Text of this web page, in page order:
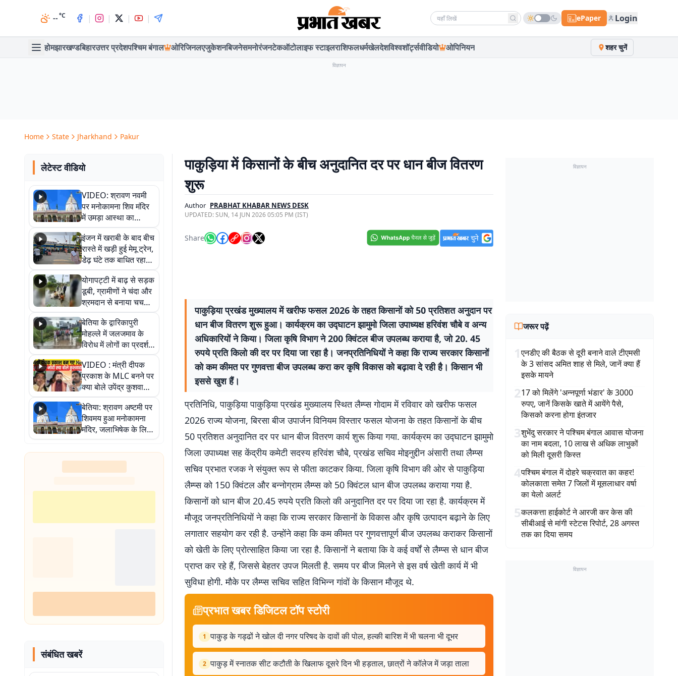
--°C | | | | Search news ePaper Login
होमझारखण्डबिहारउत्तर प्रदेशपश्चिम बंगाल ओरिजिनलएजुकेशनबिजनेसमनोरंजनटेकऑटोलाइफ स्टाइलराशिफलधर्मखेलदेशविश्वशॉर्ट्सवीडियो ओपिनियन शहर चुनें
विज्ञापन
Home State Jharkhand Pakur
लेटेस्ट वीडियो
VIDEO: श्रावण नवमी
पर मनोकामना शिव मंदिर
में उमड़ा आस्था का
सैलाब, हर-हर महादेव के
जयघोष से गूंजा परिसर
इंजन में खराबी के बाद बीच
रास्ते में खड़ी हुई मेमू ट्रेन,
डेढ़ घंटे तक बाधित रहा
आवागमन
योगापट्टी में बाढ़ से सड़क
डूबी, ग्रामीणों ने चंदा और
श्रमदान से बनाया चचरी
पुल
बेतिया के द्वारिकापुरी
मोहल्ले में जलजमाव के
विरोध में लोगों का प्रदर्शन,
स्थायी समाधान की मांग
VIDEO : मंत्री दीपक
प्रकाश के MLC बनने पर
क्या बोले उपेंद्र कुशवाहा,
सुनिए
बेतिया: श्रावण अष्टमी पर
शिवमय हुआ मनोकामना
मंदिर, जलाभिषेक के लिए
लगी लंबी कतारें
संबंधित खबरें
पाकुड़िया में किसानों के बीच अनुदानित दर पर धान बीज वितरण
शुरू
Author PRABHAT KHABAR NEWS DESK
UPDATED:SUN, 14 JUN 2026 05:05 PM (IST)
Share
पाकुड़िया प्रखंड मुख्यालय में खरीफ फसल 2026 के तहत किसानों को 50 प्रतिशत अनुदान पर
धान बीज वितरण शुरू हुआ। कार्यक्रम का उद्घाटन झामुमो जिला उपाध्यक्ष हरिवंश चौबे व अन्य
अधिकारियों ने किया। जिला कृषि विभाग ने 200 क्विंटल बीज उपलब्ध कराया है, जो 20. 45
रुपये प्रति किलो की दर पर दिया जा रहा है। जनप्रतिनिधियों ने कहा कि राज्य सरकार किसानों
को कम कीमत पर गुणवत्ता बीज उपलब्ध करा कर कृषि विकास को बढ़ावा दे रही है। किसान भी
इससे खुश हैं।
प्रतिनिधि, पाकुड़िया पाकुड़िया प्रखंड मुख्यालय स्थित लैम्प्स गोदाम में रविवार को खरीफ फसल
2026 राज्य योजना, बिरसा बीज उपार्जन विनियम विस्तार फसल योजना के तहत किसानों के बीच
50 प्रतिशत अनुदानित दर पर धान बीज वितरण कार्य शुरू किया गया. कार्यक्रम का उद्घाटन झामुमो
जिला उपाध्यक्ष सह केंद्रीय कमेटी सदस्य हरिवंश चौबे, प्रखंड सचिव मोइनुद्दीन अंसारी तथा लैम्प्स
सचिव प्रभात रजक ने संयुक्त रूप से फीता काटकर किया. जिला कृषि विभाग की ओर से पाकुड़िया
लैम्प्स को 150 क्विंटल और बन्नोग्राम लैम्प्स को 50 क्विंटल धान बीज उपलब्ध कराया गया है.
किसानों को धान बीज 20.45 रुपये प्रति किलो की अनुदानित दर पर दिया जा रहा है. कार्यक्रम में
मौजूद जनप्रतिनिधियों ने कहा कि राज्य सरकार किसानों के विकास और कृषि उत्पादन बढ़ाने के लिए
लगातार सहयोग कर रही है. उन्होंने कहा कि कम कीमत पर गुणवत्तापूर्ण बीज उपलब्ध कराकर किसानों
को खेती के लिए प्रोत्साहित किया जा रहा है. किसानों ने बताया कि वे कई वर्षों से लैम्प्स से धान बीज
प्राप्त कर रहे हैं, जिससे बेहतर उपज मिलती है. समय पर बीज मिलने से इस वर्ष खेती कार्य में भी
सुविधा होगी. मौके पर लैम्प्स सचिव सहित विभिन्न गांवों के किसान मौजूद थे.
प्रभात खबर डिजिटल टॉप स्टोरी
1 पाकुड़ के गड्ढों ने खोल दी नगर परिषद के दावों की पोल, हल्की बारिश में भी चलना भी दूभर
2 पाकुड़ में स्नातक सीट कटौती के खिलाफ दूसरे दिन भी हड़ताल, छात्रों ने कॉलेज में जड़ा ताला
विज्ञापन
जरूर पढ़ें
1एनडीए की बैठक से दूरी बनाने वाले टीएमसी
के 3 सांसद अमित शाह से मिले, जानें क्या हैं
इसके मायने
217 को मिलेंगे 'अन्नपूर्णा भंडार' के 3000
रुपए, जानें किसके खाते में आयेंगे पैसे,
किसको करना होगा इंतजार
3शुभेंदु सरकार ने पश्चिम बंगाल आवास योजना
का नाम बदला, 10 लाख से अधिक लाभुकों
को मिली दूसरी किस्त
4पश्चिम बंगाल में दोहरे चक्रवात का कहर!
कोलकाता समेत 7 जिलों में मूसलाधार वर्षा
का येलो अलर्ट
5कलकत्ता हाईकोर्ट ने आरजी कर केस की
सीबीआई से मांगी स्टेटस रिपोर्ट, 28 अगस्त
तक का दिया समय
विज्ञापन